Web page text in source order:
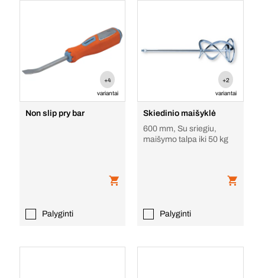
+4
variantai
Non slip pry bar
Palyginti
+2
variantai
Skiedinio maišyklė
600 mm, Su sriegiu,
maišymo talpa iki 50 kg
Palyginti